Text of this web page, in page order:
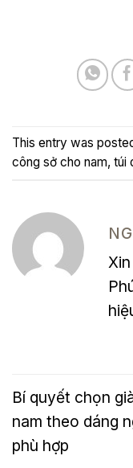
This entry was
công sở cho nam, túi
Bí quyết chọn
nam theo dáng
phù hợp